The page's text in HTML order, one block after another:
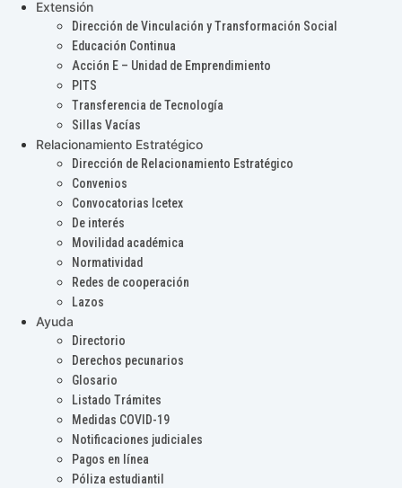
Extensión
Dirección de Vinculación y Transformación Social
Educación Continua
Acción E – Unidad de Emprendimiento
PITS
Transferencia de Tecnología
Sillas Vacías
Relacionamiento Estratégico
Dirección de Relacionamiento Estratégico
Convenios
Convocatorias Icetex
De interés
Movilidad académica
Normatividad
Redes de cooperación
Lazos
Ayuda
Directorio
Derechos pecunarios
Glosario
Listado Trámites
Medidas COVID-19
Notificaciones judiciales
Pagos en línea
Póliza estudiantil